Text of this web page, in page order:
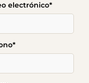
electrónico*